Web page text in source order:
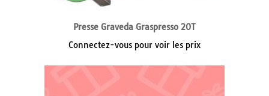
Presse Graveda Graspresso 20T
Connectez-vous pour voir les prix